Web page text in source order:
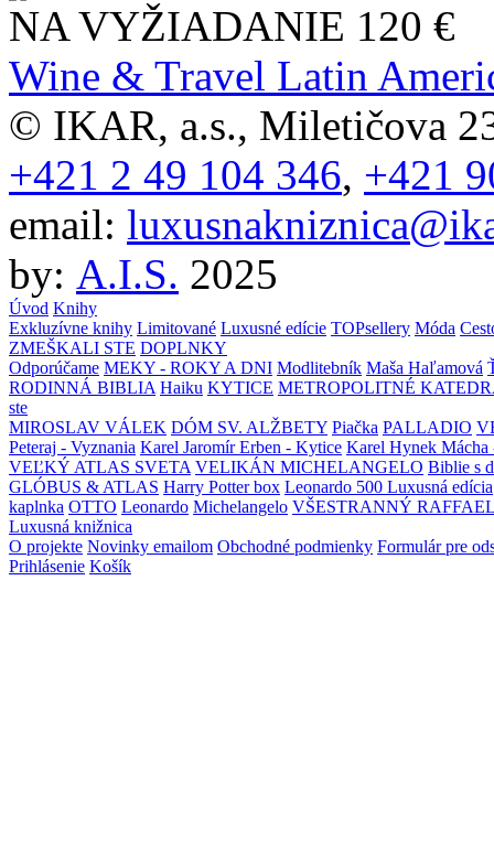
NA VYŽIADANIE 120 €
Wine & Travel Latin
© IKAR, a.s., Miletičova
+421 2 49 104 346, +421
email:
by: A.I.S. 2025
Úvod Knihy
Exkluzívne knihy Limitované Luxusné edície TOPsellery Móda
ZMEŠKALI STE DOPLNKY
Odporúčame MEKY - ROKY A DNI Modlitebník Maša Haľamová
RODINNÁ BIBLIA Haiku KYTICE METROPOLITNÉ
ste
MIROSLAV VÁLEK DÓM SV. ALŽBETY Piačka PALLADIO
Peteraj - Vyznania Karel Jaromír Erben - Kytice Karel Hynek Mácha
VEĽKÝ ATLAS SVETA VELIKÁN MICHELANGELO Biblie s
GLÓBUS & ATLAS Harry Potter box Leonardo 500 Luxusná edícia
kaplnka OTTO Leonardo Michelangelo VŠESTRANNÝ
Luxusná knižnica
O projekte Novinky emailom Obchodné podmienky Formulár pre
Prihlásenie Košík